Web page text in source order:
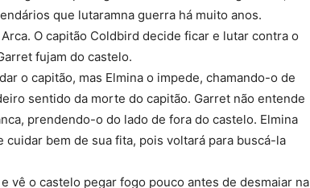
que lutaramna guerra há muito anos.
O capitão Coldbird decide ficar e lutar contra o
fujam do castelo.
o capitão, mas Elmina o impede, chamando-o de
sentido da morte do capitão. Garret não entende
prendendo-o do lado de fora do castelo. Elmina
cuidar bem de sua fita, pois voltará para buscá-la
vê o castelo pegar fogo pouco antes de desmaiar na